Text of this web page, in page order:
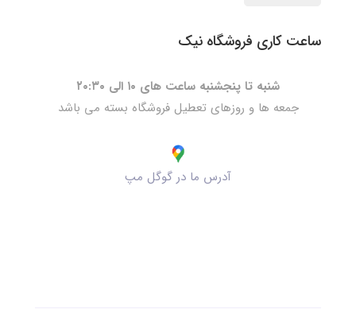
ساعت کاری فروشگاه نیک
شنبه تا پنجشنبه ساعت های ۱۰ الی ۲۰:۳۰
جمعه ها و روزهای تعطیل فروشگاه بسته می باشد
آدرس ما در گوگل مپ